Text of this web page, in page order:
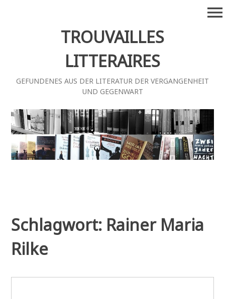
TROUVAILLES
LITTERAIRES
GEFUNDENES AUS DER LITERATUR DER VERGANGENHEIT
UND GEGENWART
menu
Schlagwort: Rainer Maria
Rilke